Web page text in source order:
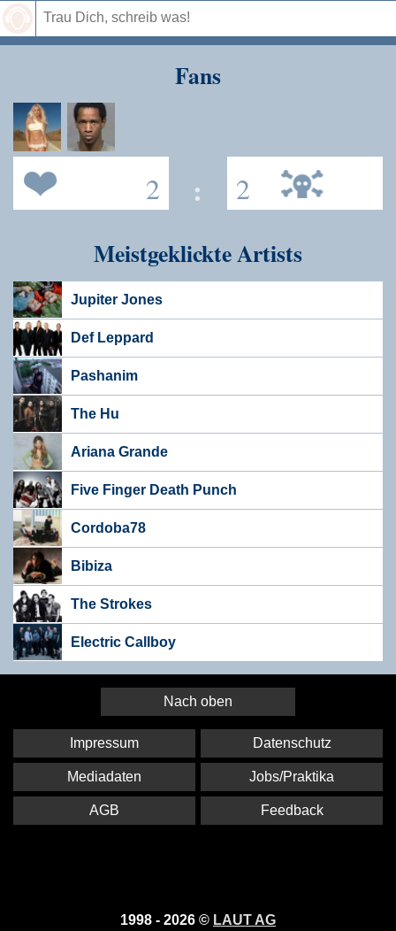
Fans
2 : 2
Meistgeklickte Artists
Jupiter Jones
Def Leppard
Pashanim
The Hu
Ariana Grande
Five Finger Death Punch
Cordoba78
Bibiza
The Strokes
Electric Callboy
Nach oben
1998 - 2026 © LAUT AG
Impressum Datenschutz
Mediadaten Jobs/Praktika
AGB Feedback